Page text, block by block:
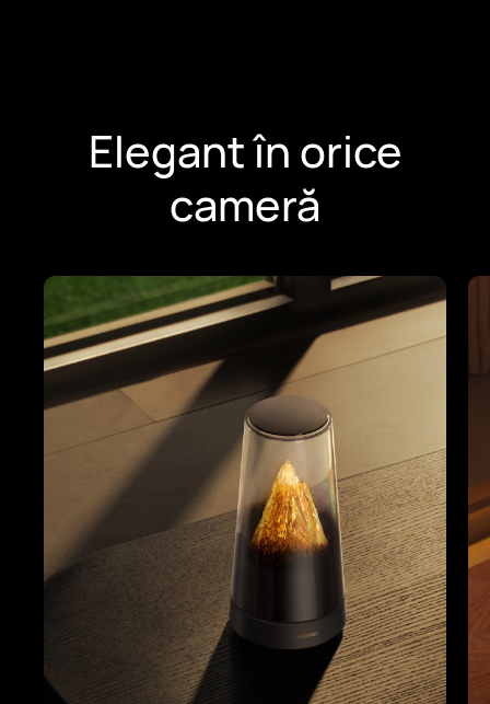
Elegant în orice
cameră